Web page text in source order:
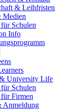
& Leihfristen
Medien
Schulen
Info
University Life
Schulen
Firmen
Anmeldung